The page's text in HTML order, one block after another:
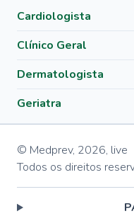
Cardiologista
Clínico Geral
Dermatologista
Geriatra
© Medprev, 2026, live
Todos os direitos